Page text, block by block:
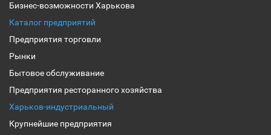
Бизнес-возможности Харькова
Каталог предприятий
Предприятия торговли
Рынки
Бытовое обслуживание
Предприятия ресторанного хозяйства
Харьков-индустриальный
Крупнейшие предприятия